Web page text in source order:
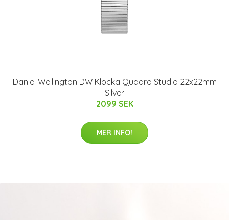
Daniel Wellington DW Klocka Quadro Studio 22x22mm
Silver
2099 SEK
MER INFO!